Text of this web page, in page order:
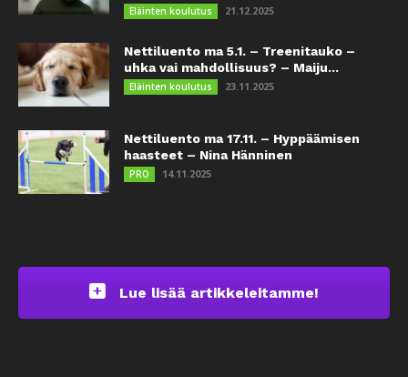
Eläinten koulutus 21.12.2025
Nettiluento ma 5.1. – Treenitauko –
uhka vai mahdollisuus? – Maiju...
Eläinten koulutus 23.11.2025
Nettiluento ma 17.11. – Hyppäämisen
haasteet – Nina Hänninen
PRO 14.11.2025
Lue lisää artikkeleitamme!